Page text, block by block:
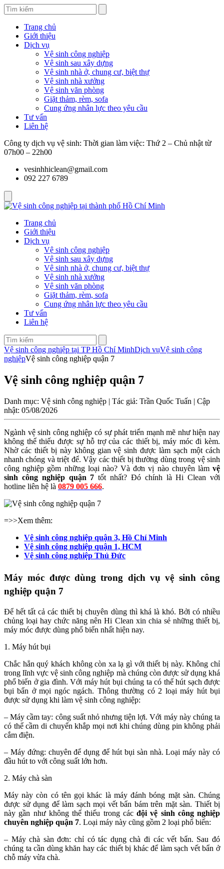
Trang chủ
Giới thiệu
Dịch vụ
Vệ sinh công nghiệp
Vệ sinh sau xây dựng
Vệ sinh nhà ở, chung cư, biệt thự
Vệ sinh nhà xưởng
Vệ sinh văn phòng
Giặt thảm, rèm, sofa
Cung ứng nhân lực theo yêu cầu
Tư vấn
Liên hệ
Công ty dịch vụ vệ sinh: Thời gian làm việc: Thứ 2 – Chủ nhật từ
07h00 – 22h00
vesinhhiclean@gmail.com
092 227 6789
Trang chủ
Giới thiệu
Dịch vụ
Vệ sinh công nghiệp
Vệ sinh sau xây dựng
Vệ sinh nhà ở, chung cư, biệt thự
Vệ sinh nhà xưởng
Vệ sinh văn phòng
Giặt thảm, rèm, sofa
Cung ứng nhân lực theo yêu cầu
Tư vấn
Liên hệ
Vệ sinh công nghiệp tại TP Hồ Chí MinhDịch vụVệ sinh công
nghiệpVệ sinh công nghiệp quận 7
Vệ sinh công nghiệp quận 7
Danh mục: Vệ sinh công nghiệp | Tác giả: Trần Quốc Tuấn | Cập
nhật: 05/08/2026
Ngành vệ sinh công nghiệp có sự phát triển mạnh mẽ như hiện nay
không thể thiếu được sự hỗ trợ của các thiết bị, máy móc đi kèm.
Nhờ các thiết bị này không gian vệ sinh được làm sạch một cách
nhanh chóng và triệt để. Vậy các thiết bị thường dùng trong vệ sinh
công nghiệp gồm những loại nào? Và đơn vị nào chuyên làm vệ
sinh công nghiệp quận 7 tốt nhất? Đó chính là Hi Clean với
hotline liên hệ là 0879 005 666.
=>>Xem thêm:
Vệ sinh công nghiệp quận 3, Hồ Chí Minh
Vệ sinh công nghiệp quận 1, HCM
Vệ sinh công nghiệp Thủ Đức
Máy móc được dùng trong dịch vụ vệ sinh công
nghiệp quận 7
Để hết tất cả các thiết bị chuyên dùng thì khá là khó. Bởi có nhiều
chủng loại hay chức năng nên Hi Clean xin chia sẻ những thiết bị,
máy móc được dùng phổ biến nhất hiện nay.
1. Máy hút bụi
Chắc hẳn quý khách không còn xa lạ gì với thiết bị này. Không chỉ
trong lĩnh vực vệ sinh công nghiệp mà chúng còn được sử dụng khá
phổ biến ở gia đình. Với máy hút bụi chúng ta có thể hút sạch được
bụi bẩn ở mọi ngóc ngách. Thông thường có 2 loại máy hút bụi
được sử dụng khi làm vệ sinh công nghiệp:
– Máy cầm tay: công suất nhỏ nhưng tiện lợi. Với máy này chúng ta
có thể cầm di chuyển khắp mọi nơi khi chúng dùng pin không phải
cắm điện.
– Máy đứng: chuyên để dụng để hút bụi sàn nhà. Loại máy này có
đầu hút to với công suất lớn hơn.
2. Máy chà sàn
Máy này còn có tên gọi khác là máy đánh bóng mặt sàn. Chúng
được sử dụng để làm sạch mọi vết bẩn bám trên mặt sàn. Thiết bị
này gần như không thể thiếu trong các đội vệ sinh công nghiệp
chuyên nghiệp quận 7. Loại máy này cũng gồm 2 loại phổ biến:
– Máy chà sàn đơn: chỉ có tác dụng chà đi các vết bẩn. Sau đó
chúng ta cần dùng khăn hay các thiết bị khác để làm sạch vết bẩn ở
chỗ máy vừa chà.